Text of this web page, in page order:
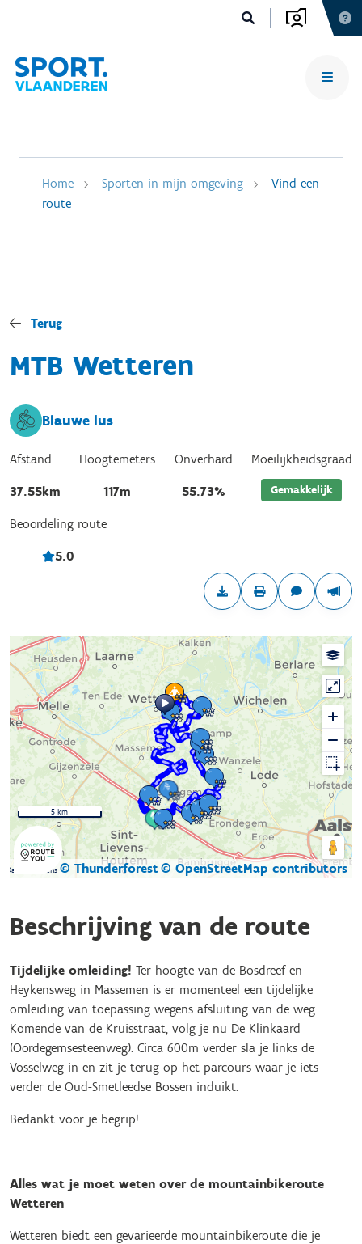
Home Sporten in mijn omgeving
Vind een
route
Terug
MTB Wetteren
Blauwe lus
Afstand
37.55km
Hoogtemeters
117m
Onverhard
55.73%
Moeilijkheidsgraad
Gemakkelijk
Beoordeling route
5.0
Kaartgegevens © Thunderforest© OpenStreetMap contributors
5 km
Beschrijving van de route
Tijdelijke omleiding! Ter hoogte van de Bosdreef en
Heykensweg in Massemen is er momenteel een tijdelijke
omleiding van toepassing wegens afsluiting van de weg.
Komende van de Kruisstraat, volg je nu De Klinkaard
(Oordegemsesteenweg). Circa 600m verder sla je links de
Vosselweg in en zit je terug op het parcours waar je iets
verder de Oud-Smetleedse Bossen induikt.
Bedankt voor je begrip!
Alles wat je moet weten over de mountainbikeroute
Wetteren
Wetteren biedt een gevarieerde mountainbikeroute die je